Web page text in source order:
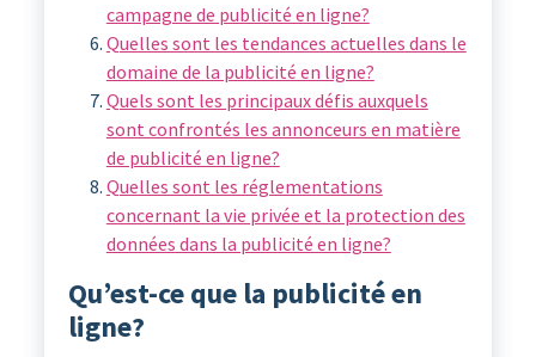
campagne de publicité en ligne?
Quelles sont les tendances actuelles dans le
domaine de la publicité en ligne?
Quels sont les principaux défis auxquels
sont confrontés les annonceurs en matière
de publicité en ligne?
Quelles sont les réglementations
concernant la vie privée et la protection des
données dans la publicité en ligne?
Qu’est-ce que la publicité en
ligne?